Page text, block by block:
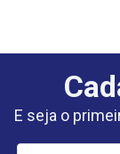
E seja o